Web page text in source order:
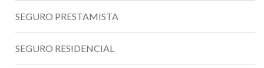
SEGURO PRESTAMISTA
SEGURO RESIDENCIAL